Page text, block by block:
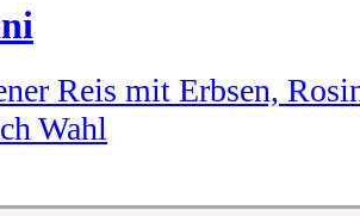
Reis mit Erbsen,
Wahl